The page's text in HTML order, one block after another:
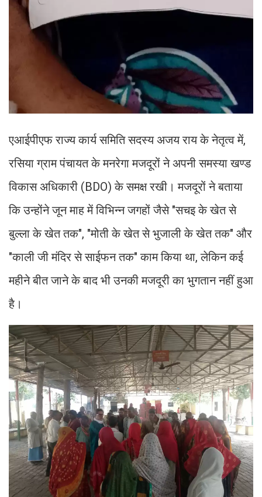
एआईपीएफ राज्य कार्य समिति सदस्य अजय राय के नेतृत्व में,
रसिया ग्राम पंचायत के मनरेगा मजदूरों ने अपनी समस्या खण्ड
विकास अधिकारी (BDO) के समक्ष रखी। मजदूरों ने बताया
कि उन्होंने जून माह में विभिन्न जगहों जैसे "सचइ के खेत से
बुल्ला के खेत तक", "मोती के खेत से भुजाली के खेत तक" और
"काली जी मंदिर से साईफन तक" काम किया था, लेकिन कई
महीने बीत जाने के बाद भी उनकी मजदूरी का भुगतान नहीं हुआ
है।